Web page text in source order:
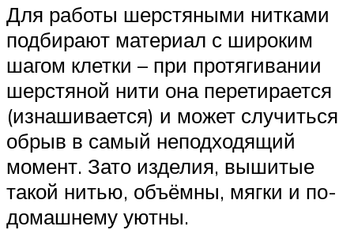
Для работы шерстяными нитками
подбирают материал с широким
шагом клетки – при протягивании
шерстяной нити она перетирается
(изнашивается) и может случиться
обрыв в самый неподходящий
момент. Зато изделия, вышитые
такой нитью, объёмны, мягки и по-
домашнему уютны.